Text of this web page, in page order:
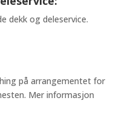
dekk og deleservice.
på arrangementet for
Mer informasjon